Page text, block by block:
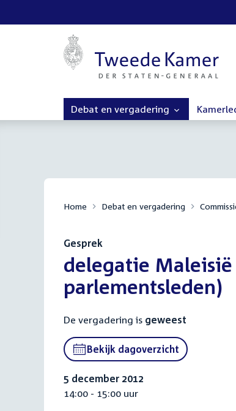
Debat en vergadering
Home Debat en vergadering
Gesprek
delegatie
parlementsleden)
De vergadering is geweest
Bekijk dagoverzicht
5 december 2012
14:00 - 15:00 uur